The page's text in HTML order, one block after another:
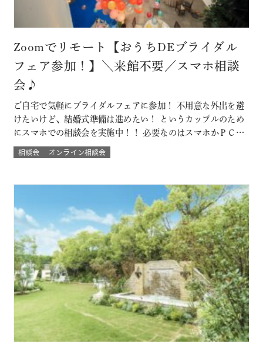
Zoomでリモート【おうちDEブライダル
フェア参加！】＼来館不要／スマホ相談
会♪
ご自宅で気軽にブライダルフェアに参加！ 不用意な外出を避
けたいけど、結婚式準備は進めたい！ というカップルのため
にスマホでの相談会を実施中！！ 必要なのはスマホかＰＣ
で！来館不要のため県外にお住まいのカップルにもおすす
め！ 結婚式場に来館したときのような臨場感とウェディング
質問など自宅にいながらにして 結…
相談会 オンライン相談会